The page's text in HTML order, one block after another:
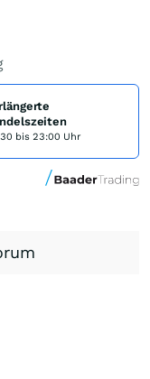
bis 23:00 Uhr